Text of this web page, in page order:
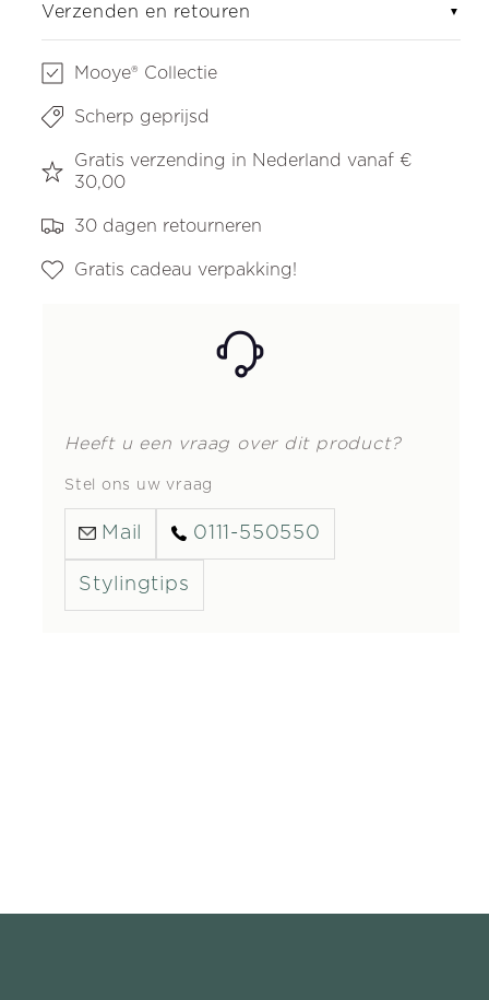
Verzenden en retouren ▼
Mooye® Collectie
Scherp geprijsd
Gratis verzending in Nederland vanaf €
30,00
30 dagen retourneren
Gratis cadeau verpakking!
Heeft u een vraag over dit product?
Stel ons uw vraag
Mail 0111-550550
Stylingtips